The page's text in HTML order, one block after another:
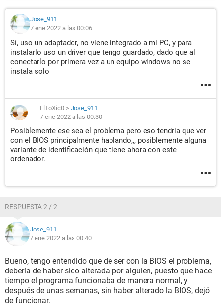
Jose_911
7 ene 2022 a las 00:06
Sí, uso un adaptador, no viene integrado a mi PC, y para
instalarlo uso un driver que tengo guardado, dado que al
conectarlo por primera vez a un equipo windows no se
instala solo
ElToXic0 > Jose_911
7 ene 2022 a las 00:30
Posiblemente ese sea el problema pero eso tendria que ver
con el BIOS principalmente hablando,,, posiblemente alguna
variante de identificación que tiene ahora con este
ordenador.
RESPUESTA 2 / 2
Jose_911
7 ene 2022 a las 00:40
Bueno, tengo entendido que de ser con la BIOS el problema,
debería de haber sido alterada por alguien, puesto que hace
tiempo el programa funcionaba de manera normal, y
después de unas semanas, sin haber alterado la BIOS, dejó
de funcionar.